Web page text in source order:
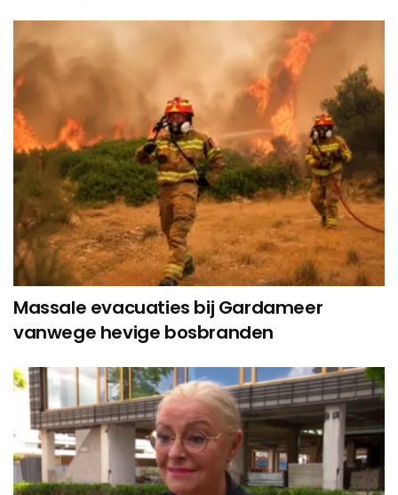
Massale evacuaties bij Gardameer
vanwege hevige bosbranden